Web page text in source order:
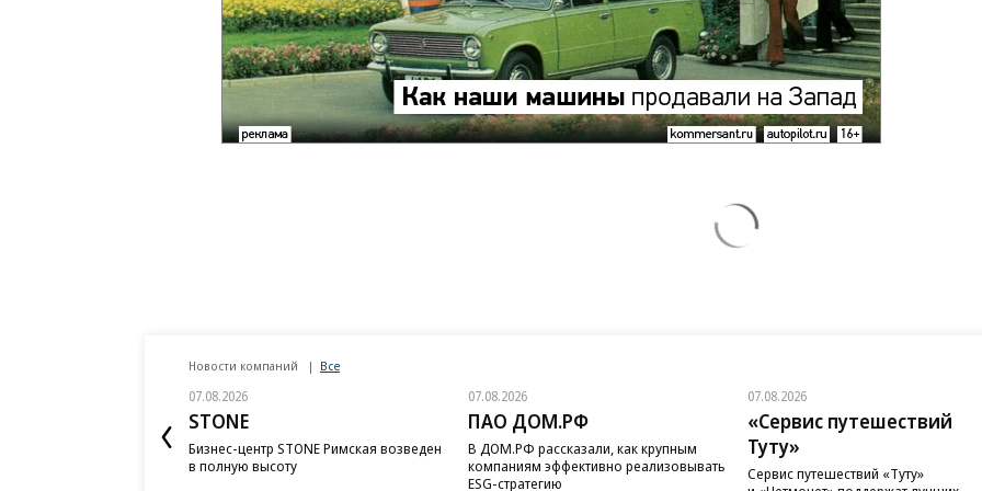
Новости компаний Все
07.08.2026
STONE
Бизнес-центр STONE Римская возведен
в полную высоту
07.08.2026
ПАО ДОМ.РФ
В ДОМ.РФ рассказали, как крупным
компаниям эффективно реализовывать
ESG-стратегию
07.08.2026
«Сервис путешествий
Туту»
Сервис путешествий «Туту»